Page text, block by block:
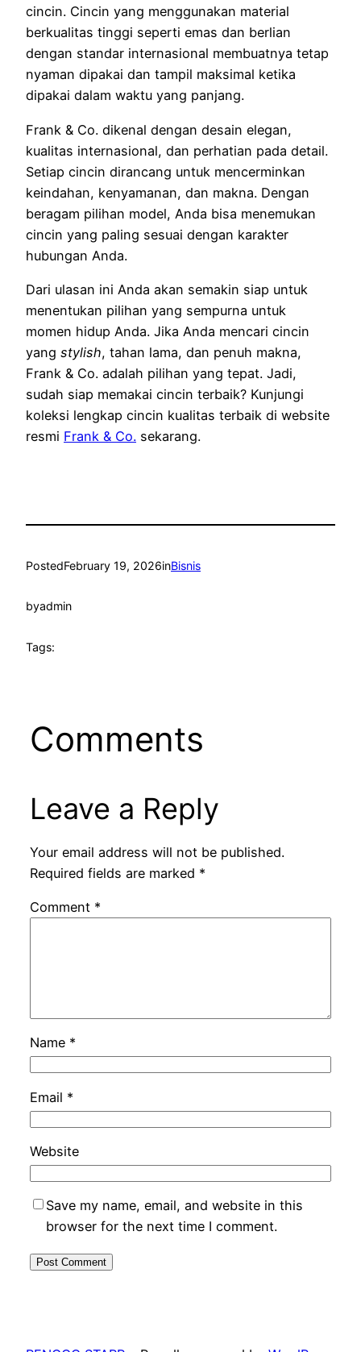
cincin. Cincin yang menggunakan material
berkualitas tinggi seperti emas dan berlian
dengan standar internasional membuatnya tetap
nyaman dipakai dan tampil maksimal ketika
dipakai dalam waktu yang panjang.
Frank & Co. dikenal dengan desain elegan,
kualitas internasional, dan perhatian pada detail.
Setiap cincin dirancang untuk mencerminkan
keindahan, kenyamanan, dan makna. Dengan
beragam pilihan model, Anda bisa menemukan
cincin yang paling sesuai dengan karakter
hubungan Anda.
Dari ulasan ini Anda akan semakin siap untuk
menentukan pilihan yang sempurna untuk
momen hidup Anda. Jika Anda mencari cincin
yang stylish, tahan lama, dan penuh makna,
Frank & Co. adalah pilihan yang tepat. Jadi,
sudah siap memakai cincin terbaik? Kunjungi
koleksi lengkap cincin kualitas terbaik di website
resmi Frank & Co. sekarang.
PostedFebruary 19, 2026inBisnis
byadmin
Tags:
Comments
Leave a Reply
Your email address will not be published.
Required fields are marked *
Comment *
Name *
Email *
Website
Save my name, email, and website in this
browser for the next time I comment.